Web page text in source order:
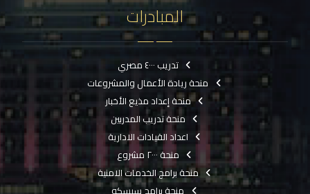
المبادرات
تدريب ٤٠٠٠ مصري
منحة ريادة الأعمال والمشروعات
منحة إعداد مذيع الأخبار
منحة تدريب المدربين
اعداد القيادات الادارية
منحة ٢٠٠٠ مشروع
منحة برامج الخدمات الامنية
منحة برامج سيسكو